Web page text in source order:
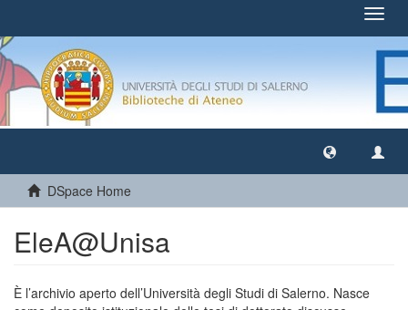
DSpace Home
EleA@Unisa
È l’archivio aperto dell’Università degli Studi di Salerno. Nasce